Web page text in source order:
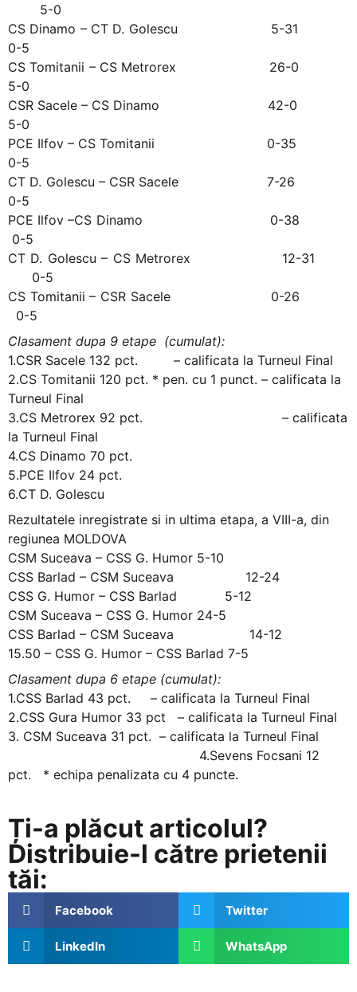
5-0
CS Dinamo – CT D. Golescu 5-31
0-5
CS Tomitanii – CS Metrorex 26-0
5-0
CSR Sacele – CS Dinamo 42-0
5-0
PCE Ilfov – CS Tomitanii 0-35
0-5
CT D. Golescu – CSR Sacele 7-26
0-5
PCE Ilfov –CS Dinamo 0-38
0-5
CT D. Golescu – CS Metrorex 12-31
0-5
CS Tomitanii – CSR Sacele 0-26
0-5
Clasament dupa 9 etape (cumulat):
1.CSR Sacele 132 pct. – calificata la Turneul Final
2.CS Tomitanii 120 pct. * pen. cu 1 punct. – calificata la
Turneul Final
3.CS Metrorex 92 pct. – calificata
la Turneul Final
4.CS Dinamo 70 pct.
5.PCE Ilfov 24 pct.
6.CT D. Golescu
Rezultatele inregistrate si in ultima etapa, a VIII-a, din
regiunea MOLDOVA
CSM Suceava – CSS G. Humor 5-10
CSS Barlad – CSM Suceava 12-24
CSS G. Humor – CSS Barlad 5-12
CSM Suceava – CSS G. Humor 24-5
CSS Barlad – CSM Suceava 14-12
15.50 – CSS G. Humor – CSS Barlad 7-5
Clasament dupa 6 etape (cumulat):
1.CSS Barlad 43 pct. – calificata la Turneul Final
2.CSS Gura Humor 33 pct – calificata la Turneul Final
3. CSM Suceava 31 pct. – calificata la Turneul Final
4.Sevens Focsani 12
pct. * echipa penalizata cu 4 puncte.
Ți-a plăcut articolul?
Distribuie-l către prietenii
tăi:
Facebook Twitter
LinkedIn WhatsApp